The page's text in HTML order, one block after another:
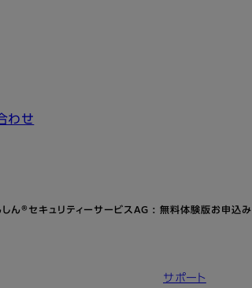
わせ
しん®セキュリティーサービスAG : 無料体験版お申込み
サポート